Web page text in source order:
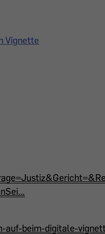
Vignette
auf-beim-digitale-